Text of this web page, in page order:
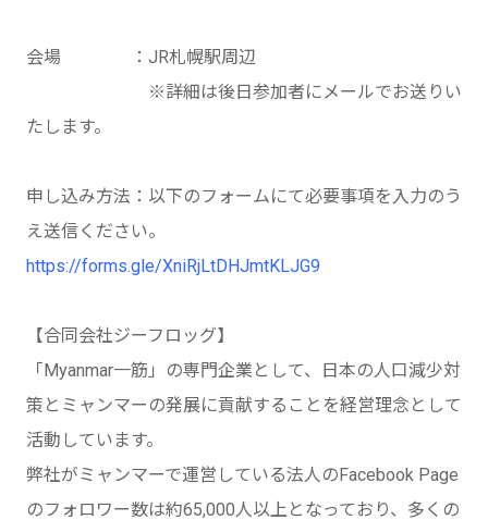
会場 ：JR札幌駅周辺
※詳細は後日参加者にメールでお送りい
たします。
申し込み方法：以下のフォームにて必要事項を入力のう
え送信ください。
https://forms.gle/XniRjLtDHJmtKLJG9
【合同会社ジーフロッグ】
「Myanmar一筋」の専門企業として、日本の人口減少対
策とミャンマーの発展に貢献することを経営理念として
活動しています。
弊社がミャンマーで運営している法人のFacebook Page
のフォロワー数は約65,000人以上となっており、多くの